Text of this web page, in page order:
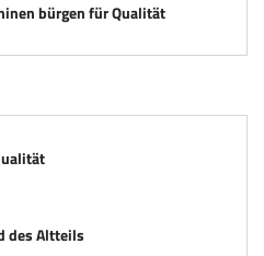
bürgen für Qualität
des Altteils